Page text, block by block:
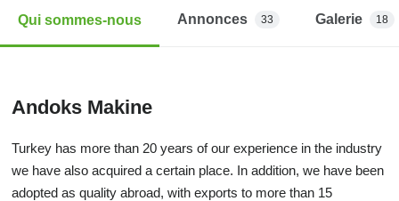
Qui sommes-nous Annonces 33 Galerie 18
Andoks Makine
Turkey has more than 20 years of our experience in the industry
we have also acquired a certain place. In addition, we have been
adopted as quality abroad, with exports to more than 15